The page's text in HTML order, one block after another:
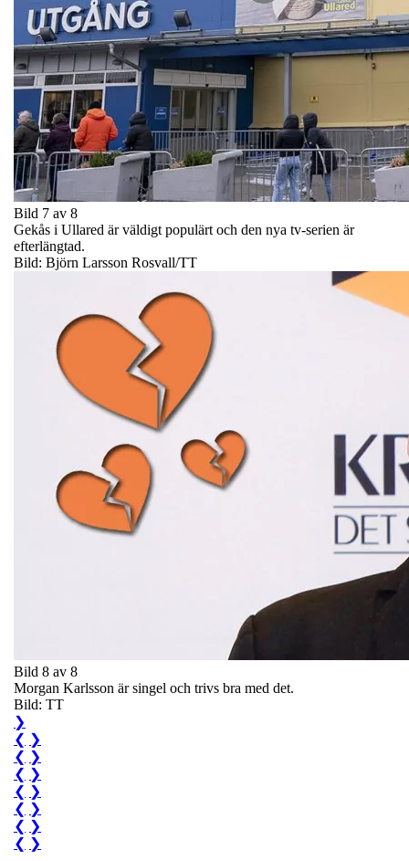
Bild 7 av 8
Gekås i Ullared är väldigt populärt och den nya tv-serien är
efterlängtad.
Bild: Björn Larsson Rosvall/TT
Bild 8 av 8
Morgan Karlsson är singel och trivs bra med det.
Bild: TT
❯
❮ ❯
❮ ❯
❮ ❯
❮ ❯
❮ ❯
❮ ❯
❮ ❯